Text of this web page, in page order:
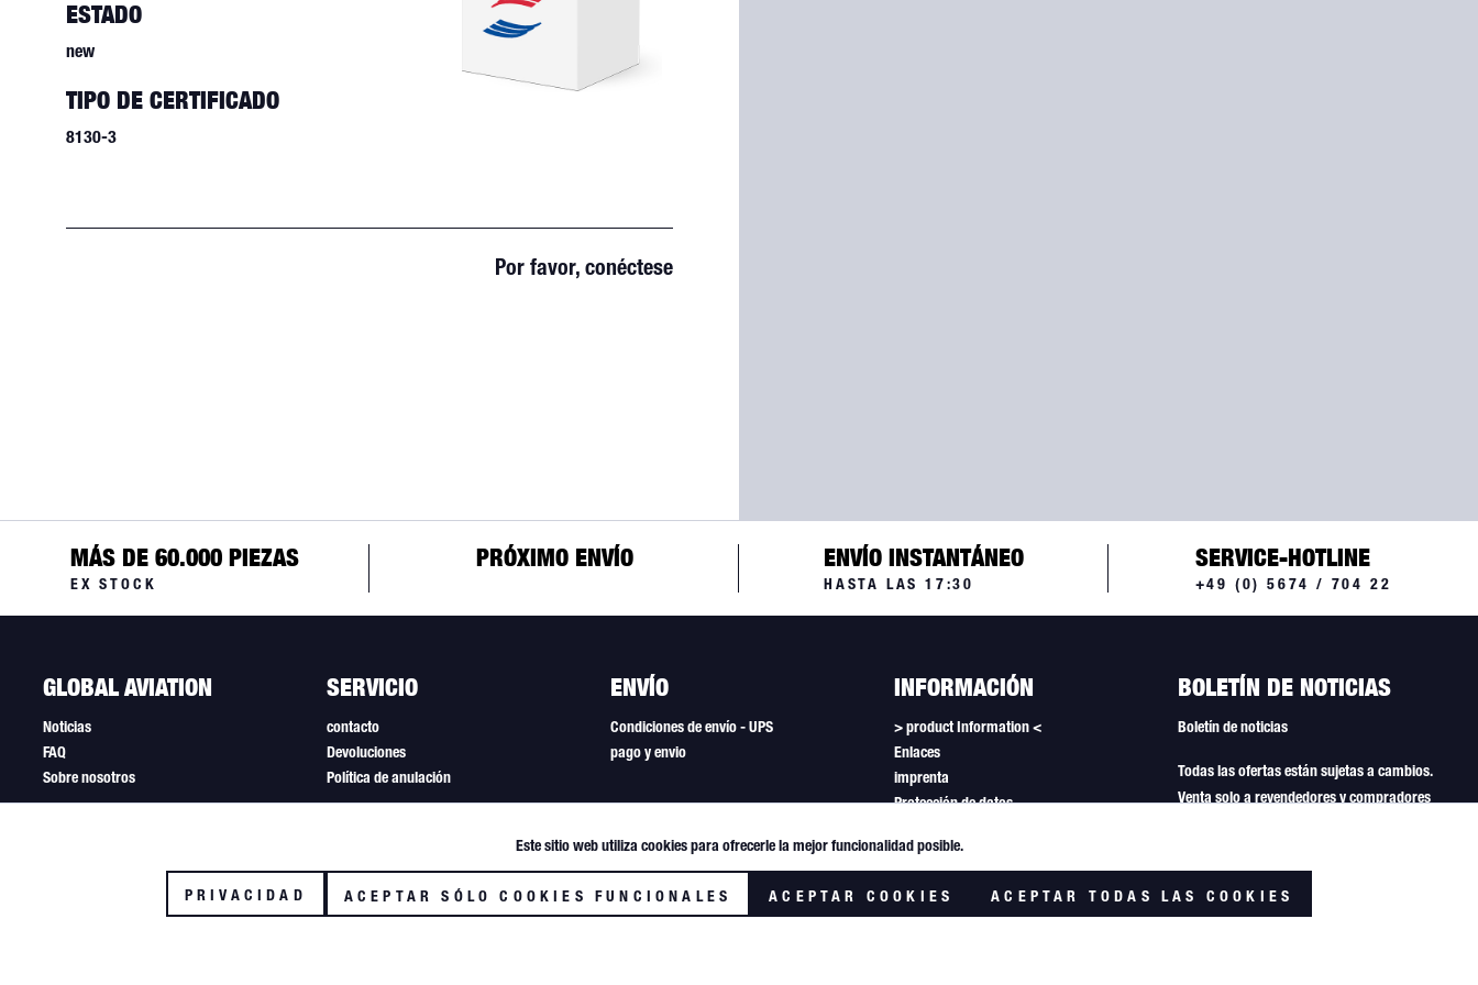
ESTADO
new
TIPO DE CERTIFICADO
8130-3
Por favor, conéctese
MÁS DE 60.000 PIEZAS
EX STOCK
PRÓXIMO ENVÍO ENVÍO INSTANTÁNEO
HASTA LAS 17:30
SERVICE-HOTLINE
+49 (0) 5674 / 704 22
GLOBAL AVIATION
Noticias
FAQ
Sobre nosotros
SERVICIO
contacto
Devoluciones
Política de anulación
ENVÍO
Condiciones de envío - UPS
pago y envio
INFORMACIÓN
> product Information <
Enlaces
imprenta
Protección de datos
Boletín
BOLETÍN DE NOTICIAS
Boletín de noticias
Todas las ofertas están sujetas a cambios.
Venta solo a revendedores y compradores
Este sitio web utiliza cookies para ofrecerle la mejor funcionalidad posible.
PRIVACIDAD ACEPTAR SÓLO COOKIES FUNCIONALES ACEPTAR COOKIES ACEPTAR TODAS LAS COOKIES